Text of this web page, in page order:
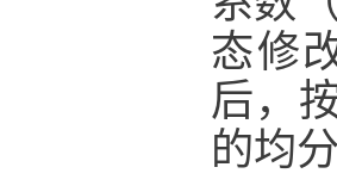
态修
后，
的均